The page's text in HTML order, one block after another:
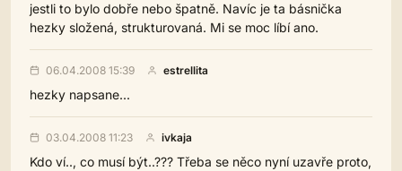
jestli to bylo dobře nebo špatně. Navíc je ta básnička
hezky složená, strukturovaná. Mi se moc líbí ano.
06.04.2008 15:39 estrellita
hezky napsane...
03.04.2008 11:23 ivkaja
Kdo ví.., co musí být..??? Třeba se něco nyní uzavře proto,